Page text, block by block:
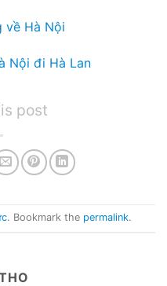
về Hà Nội
Nội đi Hà Lan
post
. Bookmark the permalink.